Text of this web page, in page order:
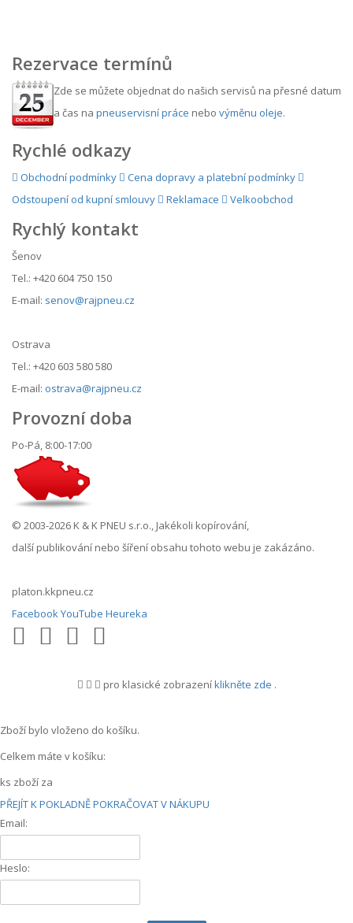
Rezervace termínů
Zde se můžete objednat do našich servisů na přesné datum
a čas na pneuservisní práce nebo výměnu oleje.
Rychlé odkazy
Obchodní podmínky
Cena dopravy a platební podmínky
Odstoupení od kupní smlouvy
Reklamace Velkoobchod
Rychlý kontakt
Šenov
Tel.: +420 604 750 150
E-mail: senov@rajpneu.cz
Ostrava
Tel.: +420 603 580 580
E-mail: ostrava@rajpneu.cz
Provozní doba
Po-Pá, 8:00-17:00
© 2003-2026 K & K PNEU s.r.o., Jakékoli kopírování,
další publikování nebo šíření obsahu tohoto webu je zakázáno.
platon.kkpneu.cz
FacebookYouTube Heureka
pro klasické zobrazeníklikněte zde .
Zboží bylo vloženo do košíku.
Celkem máte v košíku:
ks zboží za
PŘEJÍT K POKLADNĚPOKRAČOVAT V NÁKUPU
Email:
Heslo: